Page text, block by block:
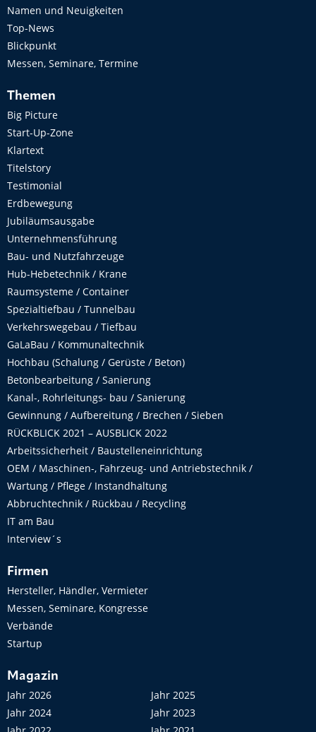
Namen und Neuigkeiten
Top-News
Blickpunkt
Messen, Seminare, Termine
Themen
Big Picture
Start-Up-Zone
Klartext
Titelstory
Testimonial
Erdbewegung
Jubiläumsausgabe
Unternehmensführung
Bau- und Nutzfahrzeuge
Hub-Hebetechnik / Krane
Raumsysteme / Container
Spezialtiefbau / Tunnelbau
Verkehrswegebau / Tiefbau
GaLaBau / Kommunaltechnik
Hochbau (Schalung / Gerüste / Beton)
Betonbearbeitung / Sanierung
Kanal-, Rohrleitungs- bau / Sanierung
Gewinnung / Aufbereitung / Brechen / Sieben
RÜCKBLICK 2021 – AUSBLICK 2022
Arbeitssicherheit / Baustelleneinrichtung
OEM / Maschinen-, Fahrzeug- und Antriebstechnik /
Wartung / Pflege / Instandhaltung
Abbruchtechnik / Rückbau / Recycling
IT am Bau
Interview´s
Firmen
Hersteller, Händler, Vermieter
Messen, Seminare, Kongresse
Verbände
Startup
Magazin
Jahr 2026
Jahr 2025
Jahr 2024
Jahr 2023